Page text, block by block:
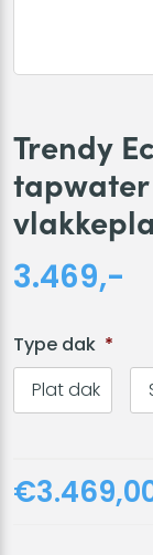
Trendy
tapwater
3.469,-
Type dak *
Plat dak